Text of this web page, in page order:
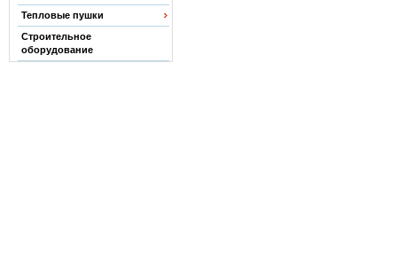
Тепловые пушки
Строительное
оборудование